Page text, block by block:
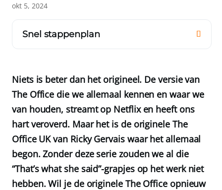
okt 5, 2024
Snel stappenplan
Niets is beter dan het origineel. De versie van
The Office die we allemaal kennen en waar we
van houden, streamt op Netflix en heeft ons
hart veroverd. Maar het is de originele The
Office UK van Ricky Gervais waar het allemaal
begon. Zonder deze serie zouden we al die
“That’s what she said”-grapjes op het werk niet
hebben. Wil je de originele The Office opnieuw